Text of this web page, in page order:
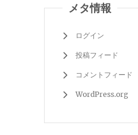
メタ情報
ログイン
投稿フィード
コメントフィード
WordPress.org